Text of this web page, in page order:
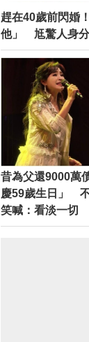
趕在40歲前閃婚
他」 尪驚人身分
昔為父還9000萬
慶59歲生日」 不
笑喊：看淡一切